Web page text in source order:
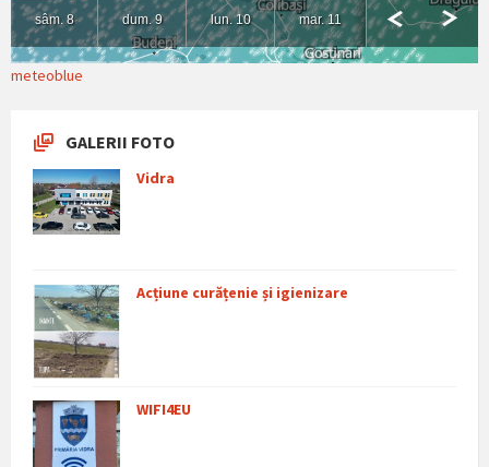
meteoblue
GALERII FOTO
Vidra
Acțiune curățenie și igienizare
WIFI4EU